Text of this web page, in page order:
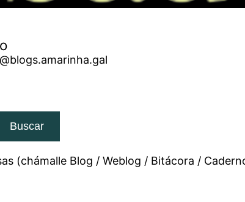
Buscar
(chámalle Blog / Weblog / Bitácora /